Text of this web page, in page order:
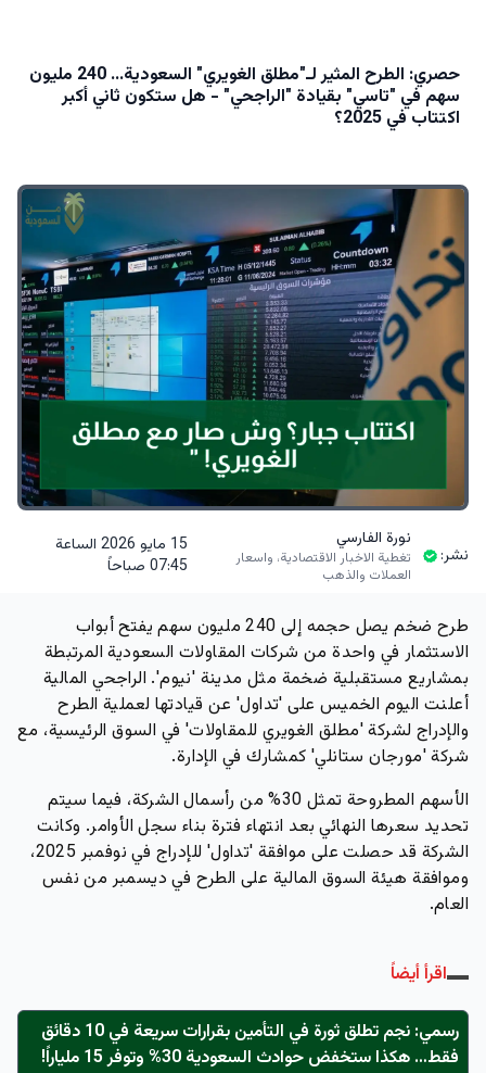
حصري: الطرح المثير لـ"مطلق الغويري" السعودية… 240 مليون
سهم في "تاسي" بقيادة "الراجحي" - هل ستكون ثاني أكبر
اكتتاب في 2025؟
نشر:
نورة الفارسي
تغطية الاخبار الاقتصادية، واسعار
العملات والذهب
15 مايو 2026 الساعة
07:45 صباحاً
طرح ضخم يصل حجمه إلى 240 مليون سهم يفتح أبواب
الاستثمار في واحدة من شركات المقاولات السعودية المرتبطة
بمشاريع مستقبلية ضخمة مثل مدينة 'نيوم'. الراجحي المالية
أعلنت اليوم الخميس على 'تداول' عن قيادتها لعملية الطرح
والإدراج لشركة 'مطلق الغويري للمقاولات' في السوق الرئيسية، مع
شركة 'مورجان ستانلي' كمشارك في الإدارة.
الأسهم المطروحة تمثل 30% من رأسمال الشركة، فيما سيتم
تحديد سعرها النهائي بعد انتهاء فترة بناء سجل الأوامر. وكانت
الشركة قد حصلت على موافقة 'تداول' للإدراج في نوفمبر 2025،
وموافقة هيئة السوق المالية على الطرح في ديسمبر من نفس
العام.
اقرأ أيضاً
رسمي: نجم تطلق ثورة في التأمين بقرارات سريعة في 10 دقائق
فقط… هكذا ستخفض حوادث السعودية 30% وتوفر 15 ملياراً!